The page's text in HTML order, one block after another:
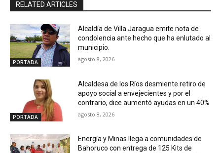
RELATED ARTICLES
PORTADA
Alcaldía de Villa Jaragua emite nota de
condolencia ante hecho que ha enlutado al
municipio.
agosto 8, 2026
PORTADA
Alcaldesa de los Ríos desmiente retiro de
apoyo social a envejecientes y por el
contrario, dice aumentó ayudas en un 40%
agosto 8, 2026
Energía y Minas llega a comunidades de
Bahoruco con entrega de 125 Kits de